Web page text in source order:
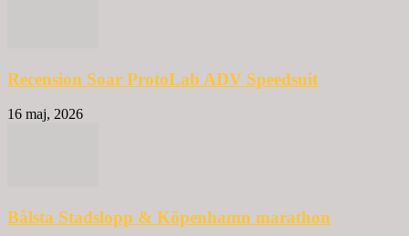
Recension Soar ProtoLab ADV Speedsuit
16 maj, 2026
Bålsta Stadslopp & Köpenhamn marathon